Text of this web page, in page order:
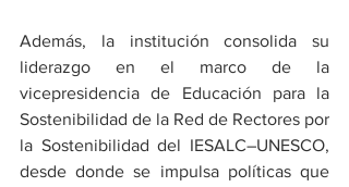
Además, la institución consolida su
liderazgo en el marco de la
vicepresidencia de Educación para la
Sostenibilidad de la Red de Rectores por
la Sostenibilidad del IESALC–UNESCO,
desde donde se impulsa políticas que